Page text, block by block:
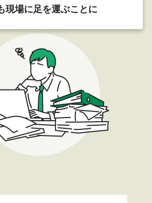
現場に足を運ぶことに